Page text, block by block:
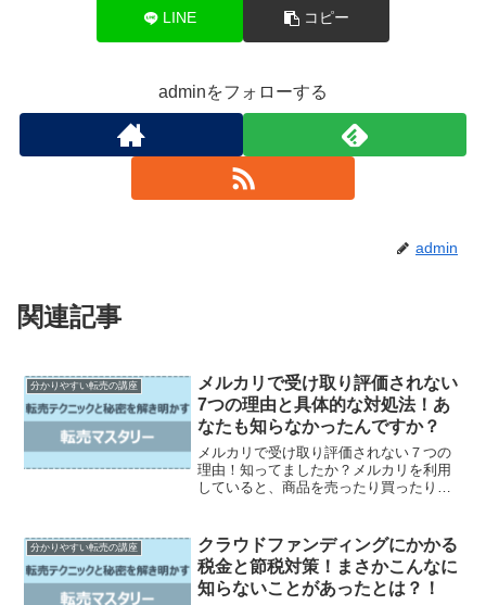
LINE コピー
adminをフォローする
admin
関連記事
分かりやすい転売の講座
メルカリで受け取り評価されない
7つの理由と具体的な対処法！あ
なたも知らなかったんですか？
メルカリで受け取り評価されない７つの
理由！知ってましたか？メルカリを利用
していると、商品を売ったり買ったりす
ります。商品を受け取った後に評価を忘
れてしまったり、まだ商品...
分かりやすい転売の講座
クラウドファンディングにかかる
税金と節税対策！まさかこんなに
知らないことがあったとは？！